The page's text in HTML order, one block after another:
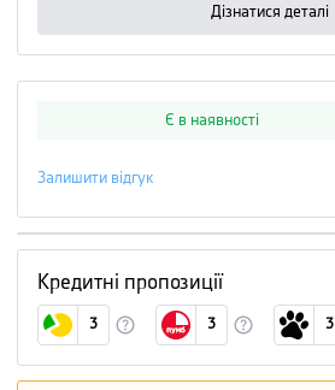
Дізнатися деталі
Є в наявності
Залишити відгук
Кредитні пропозиції
3 3 3